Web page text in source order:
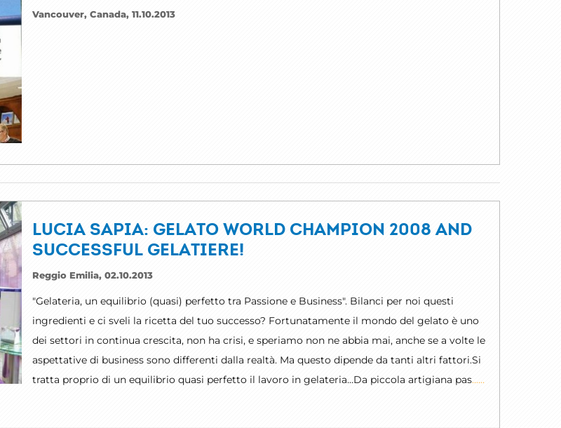
Vancouver, Canada, 11.10.2013
LUCIA SAPIA: GELATO WORLD CHAMPION 2008 AND
SUCCESSFUL GELATIERE!
Reggio Emilia, 02.10.2013
"Gelateria, un equilibrio (quasi) perfetto tra Passione e Business". Bilanci per noi questi
ingredienti e ci sveli la ricetta del tuo successo? Fortunatamente il mondo del gelato è uno
dei settori in continua crescita, non ha crisi, e speriamo non ne abbia mai, anche se a volte le
aspettative di business sono differenti dalla realtà. Ma questo dipende da tanti altri fattori.Si
tratta proprio di un equilibrio quasi perfetto il lavoro in gelateria...Da piccola artigiana pas......